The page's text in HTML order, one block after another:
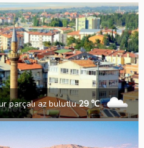
parçalı az bulutlu29 ℃